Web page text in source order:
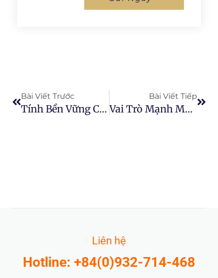
Bài Viết Trước
Tính Bền Vững Của Nước: Cách Phát Triển Trang Trại Của Bạn Và Chăm Sóc Môi Trường
Bài Viết Tiếp
Vai Trò Mạnh Mẽ Của Máy Bay Không Người Lái Trong Nông Nghiệp
Liên hệ
Hotline: +84(0)932-714-468